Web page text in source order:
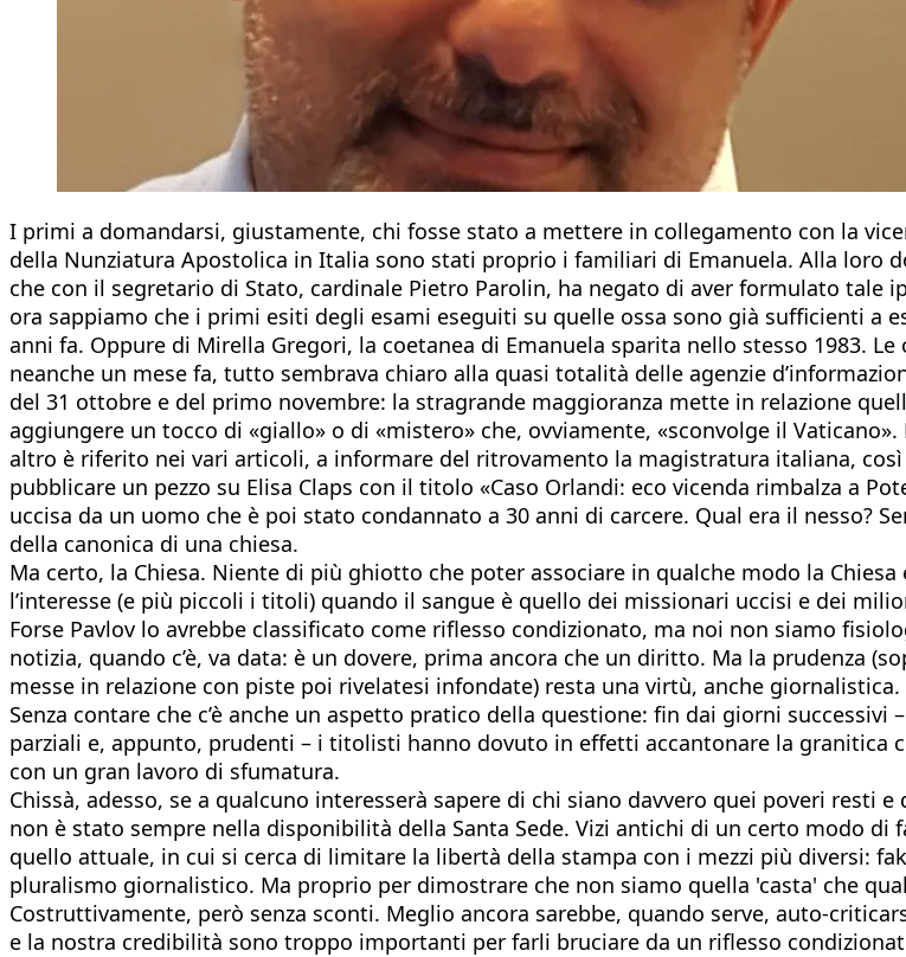
I primi a domandarsi, giustamente, chi fosse stato a mettere in collegamento con la
della Nunziatura Apostolica in Italia sono stati proprio i familiari di Emanuela. Alla loro
che con il segretario di Stato, cardinale Pietro Parolin, ha negato di aver formulato tale
ora sappiamo che i primi esiti degli esami eseguiti su quelle ossa sono già sufficienti a
anni fa. Oppure di Mirella Gregori, la coetanea di Emanuela sparita nello stesso 1983.
neanche un mese fa, tutto sembrava chiaro alla quasi totalità delle agenzie
del 31 ottobre e del primo novembre: la stragrande maggioranza mette in relazione
aggiungere un tocco di «giallo» o di «mistero» che, ovviamente, «sconvolge il
altro è riferito nei vari articoli, a informare del ritrovamento la magistratura italiana, così
pubblicare un pezzo su Elisa Claps con il titolo «Caso Orlandi: eco vicenda rimbalza a
uccisa da un uomo che è poi stato condannato a 30 anni di carcere. Qual era il nesso?
della canonica di una chiesa.
Ma certo, la Chiesa. Niente di più ghiotto che poter associare in qualche modo la
l’interesse (e più piccoli i titoli) quando il sangue è quello dei missionari uccisi e dei
Forse Pavlov lo avrebbe classificato come riflesso condizionato, ma noi non siamo
notizia, quando c’è, va data: è un dovere, prima ancora che un diritto. Ma la prudenza
messe in relazione con piste poi rivelatesi infondate) resta una virtù, anche giornalistica.
Senza contare che c’è anche un aspetto pratico della questione: fin dai giorni
parziali e, appunto, prudenti – i titolisti hanno dovuto in effetti accantonare la granitica
con un gran lavoro di sfumatura.
Chissà, adesso, se a qualcuno interesserà sapere di chi siano davvero quei poveri resti
non è stato sempre nella disponibilità della Santa Sede. Vizi antichi di un certo modo
quello attuale, in cui si cerca di limitare la libertà della stampa con i mezzi più diversi:
pluralismo giornalistico. Ma proprio per dimostrare che non siamo quella 'casta' che
Costruttivamente, però senza sconti. Meglio ancora sarebbe, quando serve, auto-
e la nostra credibilità sono troppo importanti per farli bruciare da un riflesso